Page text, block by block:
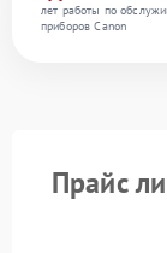
лет работы по
приборов Canon
Прайс